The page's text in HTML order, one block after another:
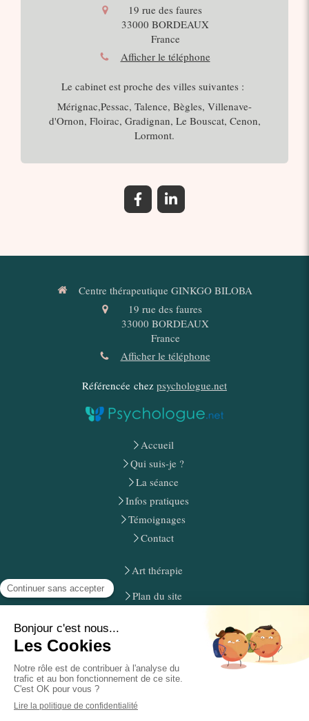
19 rue des faures
33000 BORDEAUX
France
Afficher le téléphone
Le cabinet est proche des villes suivantes :
Mérignac,Pessac, Talence, Bègles, Villenave-
d'Ornon, Floirac, Gradignan, Le Bouscat, Cenon,
Lormont.
Centre thérapeutique GINKGO BILOBA
19 rue des faures
33000 BORDEAUX
France
Afficher le téléphone
Référencée chez psychologue.net
Accueil
Qui suis-je ?
La séance
Infos pratiques
Témoignages
Contact
Art thérapie
Plan du site
Mérignac,Pessac, Talence, Bègles, Villenave-d'Ornon, Floirac,
Gradignan, Le Bouscat, Cenon, Lormont.